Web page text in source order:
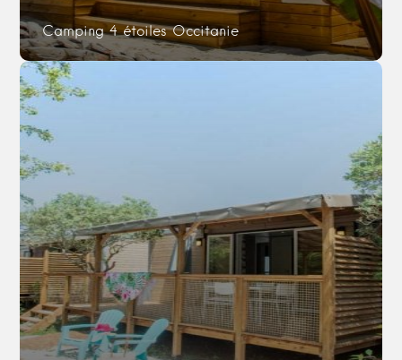
Camping 4 étoiles Occitanie